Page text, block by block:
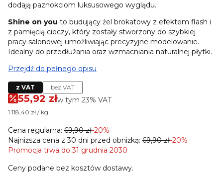
dodają paznokciom luksusowego wyglądu.
Shine on you to budujący żel brokatowy z efektem flash i
z pamięcią cieczy, który zostały stworzony do szybkiej
pracy salonowej umożliwiając precyzyjne modelowanie.
Idealny do przedłużania oraz wzmacniania naturalnej płytki.
Przejdź do pełnego opisu
z VAT bez VAT
55,92 złw tym 23% VAT
w tym 23% VAT
1 118,40 zł / kg
Cena regularna: 69,90 zł-20%
Najniższa cena z 30 dni przed obniżką: 69,90 zł-20%
Promocja trwa do 31 grudnia 2030
Ceny podane bez kosztów dostawy.